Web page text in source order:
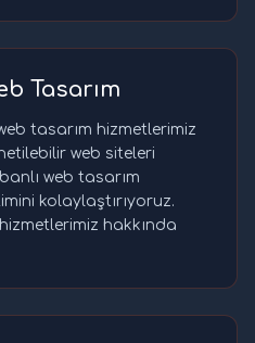
Tasarım
tasarım hizmetlerimiz
web siteleri
web tasarım
kolaylaştırıyoruz.
hizmetlerimiz hakkında